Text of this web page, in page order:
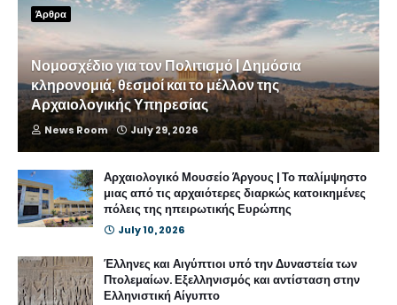
Άρθρα
Νομοσχέδιο για τον Πολιτισμό | Δημόσια
κληρονομιά, θεσμοί και το μέλλον της
Αρχαιολογικής Υπηρεσίας
News Room July 29, 2026
Αρχαιολογικό Μουσείο Άργους | Το παλίμψηστο
μιας από τις αρχαιότερες διαρκώς κατοικημένες
πόλεις της ηπειρωτικής Ευρώπης
July 10, 2026
Έλληνες και Αιγύπτιοι υπό την Δυναστεία των
Πτολεμαίων. Εξελληνισμός και αντίσταση στην
Ελληνιστική Αίγυπτο